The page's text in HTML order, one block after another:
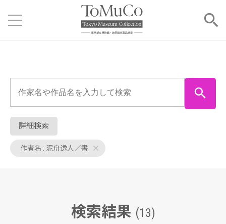
詳細検索
作者名 : 泥舟逸人／書
検索結果 (13)